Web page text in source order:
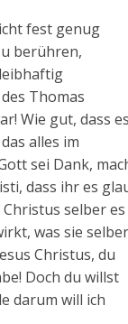
fest genug
berühren,
Thomas
Wie gut, dass es
alles im
sei Dank,
dass ihr es
selber es
was sie selber
Christus, du
Doch du willst
darum will ich